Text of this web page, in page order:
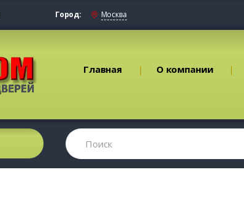
Город: Москва
Главная О компании